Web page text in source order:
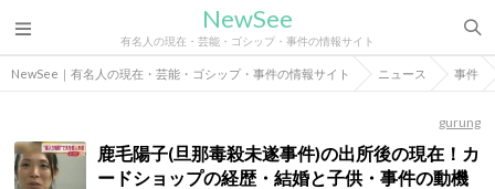
NewSee
有名人の現在・芸能・ゴシップ・事件の情報サイト
NewSee｜有名人の現在・芸能・ゴシップ・事件の情報サイト ニュース 事件
gurung
鹿毛陽子(旦那毒殺未遂事件)の出所後の現在！カ
ードショップの経歴・結婚と子供・事件の動機